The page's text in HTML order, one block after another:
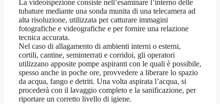
La videoispezione consiste nell’esaminare l’interno delle
tubature mediante una sonda munita di una telecamera ad
alta risoluzione, utilizzata per catturare immagini
fotografiche e videografiche e per fornire una relazione
tecnica accurata.
Nel caso di allagamento di ambienti interni o esterni,
cortili, cantine, seminterrati e corridoi, gli operatori
utilizzano apposite pompe aspiranti con le quali è possibile,
spesso anche in poche ore, provvedere a liberare lo spazio
da acqua, fango e detriti. Una volta aspirata l’acqua, si
procederà con il lavaggio completo e la sanificazione, per
riportare un corretto livello di igiene.